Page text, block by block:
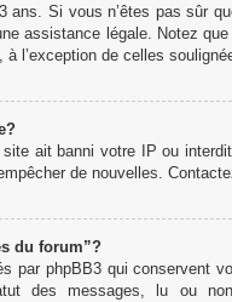
ans. Si vous n’êtes pas sûr
assistance légale. Notez
l’exception de celles
site ait banni votre IP ou
de nouvelles.
du forum”?
par phpBB3 qui conservent
des messages, lu ou